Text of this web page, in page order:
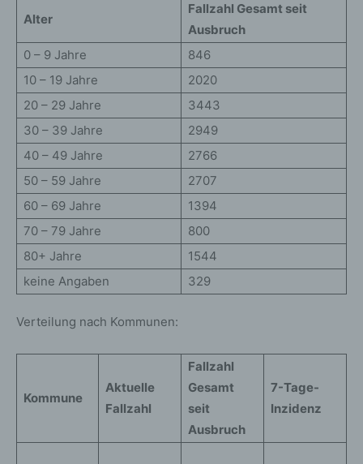
Alter
Fallzahl Gesamt seit
Ausbruch
0 – 9 Jahre
846
10 – 19 Jahre
2020
20 – 29 Jahre
3443
30 – 39 Jahre
2949
40 – 49 Jahre
2766
50 – 59 Jahre
2707
60 – 69 Jahre
1394
70 – 79 Jahre
800
80+ Jahre
1544
keine Angaben
329
Verteilung nach Kommunen:
Kommune
Aktuelle
Fallzahl
Fallzahl
Gesamt
seit
Ausbruch
7-Tage-
Inzidenz